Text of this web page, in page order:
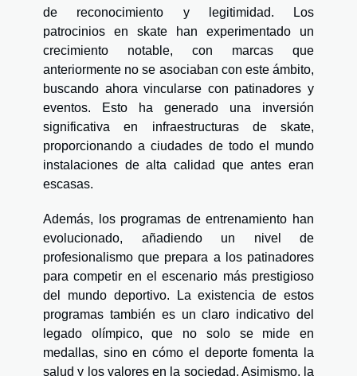
de reconocimiento y legitimidad. Los
patrocinios en skate han experimentado un
crecimiento notable, con marcas que
anteriormente no se asociaban con este ámbito,
buscando ahora vincularse con patinadores y
eventos. Esto ha generado una inversión
significativa en infraestructuras de skate,
proporcionando a ciudades de todo el mundo
instalaciones de alta calidad que antes eran
escasas.
Además, los programas de entrenamiento han
evolucionado, añadiendo un nivel de
profesionalismo que prepara a los patinadores
para competir en el escenario más prestigioso
del mundo deportivo. La existencia de estos
programas también es un claro indicativo del
legado olímpico, que no solo se mide en
medallas, sino en cómo el deporte fomenta la
salud y los valores en la sociedad. Asimismo, la